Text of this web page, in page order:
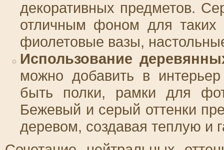
декоративных предметов.
отличным фоном для таких
фиолетовые вазы,
Использование
можно добавить в
быть полки, рамки для
Бежевый и серый оттенки
деревом, создавая теплую и